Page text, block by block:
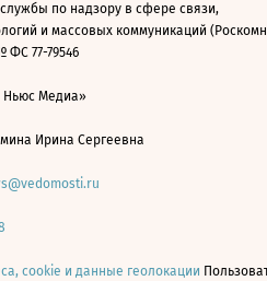
по надзору в сфере связи,
и массовых коммуникаций
ФС 77-79546
Ньюс Медиа»
Ирина Сергеевна
cookie и данные геолокации